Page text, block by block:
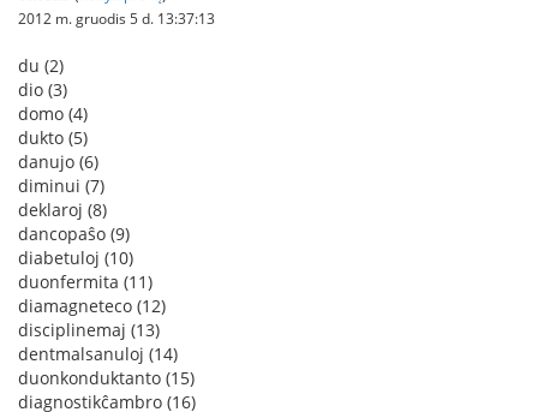
2012 m. gruodis 5 d. 13:37:13
du (2)
dio (3)
domo (4)
dukto (5)
danujo (6)
diminui (7)
deklaroj (8)
dancopaŝo (9)
diabetuloj (10)
duonfermita (11)
diamagneteco (12)
disciplinemaj (13)
dentmalsanuloj (14)
duonkonduktanto (15)
diagnostikĉambro (16)